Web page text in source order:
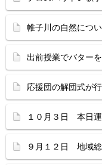
帷子川の自然につ
出前授業でバター
応援団の解団式が
１０月３日 本日
９月１２日 地域